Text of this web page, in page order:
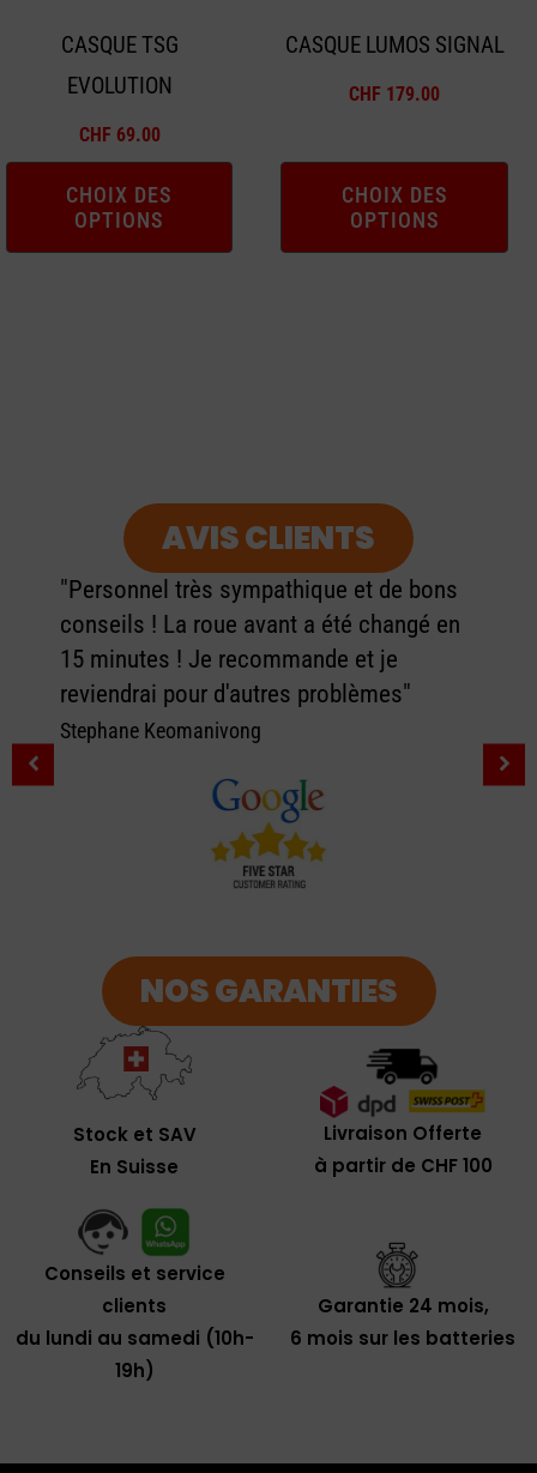
CASQUE TSG
EVOLUTION
CHF 69.00
CHOIX DES
OPTIONS
produit
CASQUE LUMOS SIGNAL
CHF 179.00
CHOIX DES
OPTIONS
être
produit
AVIS CLIENTS
"Personnel très sympathique et de bons
conseils ! La roue avant a été changé en
15 minutes ! Je recommande et je
reviendrai pour d'autres problèmes"
Stephane Keomanivong
NOS GARANTIES
Stock et SAV
En Suisse
Livraison Offerte
à partir de CHF 100
Conseils et service
clients
du lundi au samedi (10h-
19h)
Garantie 24 mois,
6 mois sur les batteries